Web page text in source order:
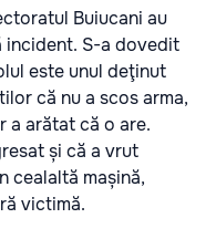
Buiucani au
incident. S-a dovedit
este unul deţinut
că nu a scos arma,
a arătat că o are.
și că a vrut
cealaltă mașină,
victimă.